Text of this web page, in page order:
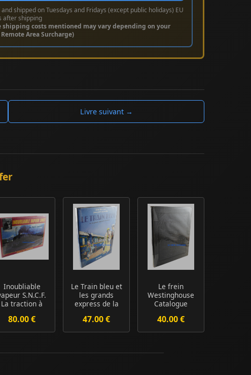
shipped on Tuesdays and Fridays (except public holidays) EU
after shipping
shipping costs mentioned may vary depending on your
Area Surcharge)
Livre suivant →
Inoubliable
S.N.C.F.
La traction à
80.00 €
Le Train bleu et
les grands
express de la
47.00 €
Le frein
Westinghouse
Catalogue
40.00 €